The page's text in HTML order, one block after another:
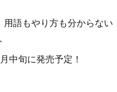
語もやり方も分からない
中旬に発売予定！